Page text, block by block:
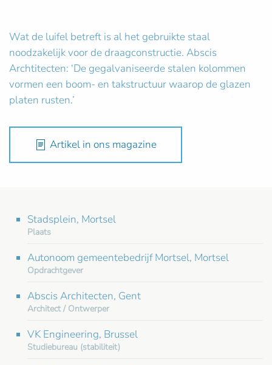
Wat de luifel betreft is al het gebruikte staal
noodzakelijk voor de draagconstructie. Abscis
Archtitecten: ‘De gegalvaniseerde stalen kolommen
vormen een boom- en takstructuur waarop de glazen
platen rusten.’
Artikel in ons magazine
Stadsplein, Mortsel
Plaats
Autonoom gemeentebedrijf Mortsel, Mortsel
Opdrachtgever
Abscis Architecten, Gent
Architect / Ontwerper
VK Engineering, Brussel
Studiebureau (stabiliteit)